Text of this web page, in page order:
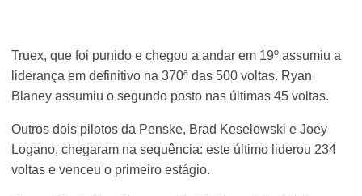
Truex, que foi punido e chegou a andar em 19º assumiu a
liderança em definitivo na 370ª das 500 voltas. Ryan
Blaney assumiu o segundo posto nas últimas 45 voltas.
Outros dois pilotos da Penske, Brad Keselowski e Joey
Logano, chegaram na sequência: este último liderou 234
voltas e venceu o primeiro estágio.